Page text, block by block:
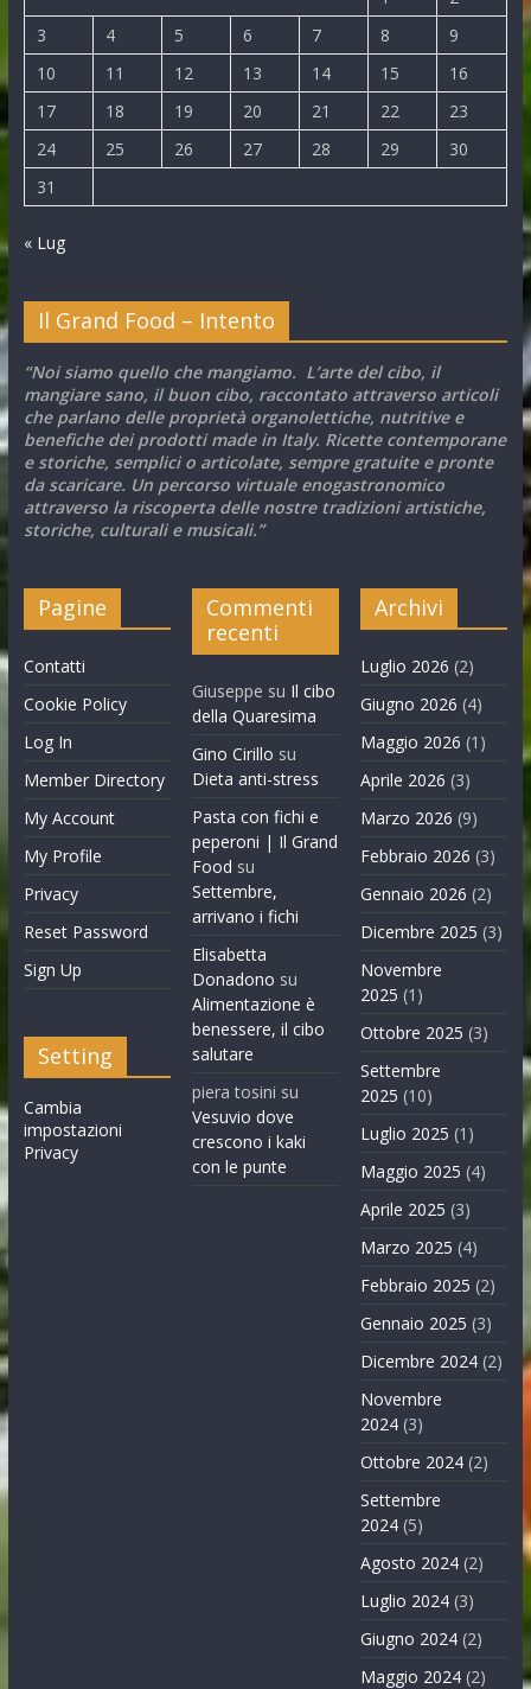
3
4 5 6 7 8
9
10
11 12 13 14 15
16
17
18 19 20 21 22
23
24
25 26 27 28 29
30
31
« Lug
Il Grand Food – Intento
“Noi siamo quello che mangiamo. L’arte del cibo, il
mangiare sano, il buon cibo, raccontato attraverso articoli
che parlano delle proprietà organolettiche, nutritive e
benefiche dei prodotti made in Italy. Ricette contemporane
e storiche, semplici o articolate, sempre gratuite e pronte
da scaricare. Un percorso virtuale enogastronomico
attraverso la riscoperta delle nostre tradizioni artistiche,
storiche, culturali e musicali.”
Pagine
Contatti
Cookie Policy
Log In
Member Directory
My Account
My Profile
Privacy
Reset Password
Sign Up
Setting
Cambia
impostazioni
Privacy
Commenti
recenti
Giuseppe su Il cibo
della Quaresima
Gino Cirillo su
Dieta anti-stress
Pasta con fichi e
peperoni | Il Grand
Food su
Settembre,
arrivano i fichi
Elisabetta
Donadono su
Alimentazione è
benessere, il cibo
salutare
piera tosini su
Vesuvio dove
crescono i kaki
con le punte
Archivi
Luglio 2026 (2)
Giugno 2026 (4)
Maggio 2026 (1)
Aprile 2026 (3)
Marzo 2026 (9)
Febbraio 2026 (3)
Gennaio 2026 (2)
Dicembre 2025 (3)
Novembre
2025 (1)
Ottobre 2025 (3)
Settembre
2025 (10)
Luglio 2025 (1)
Maggio 2025 (4)
Aprile 2025 (3)
Marzo 2025 (4)
Febbraio 2025 (2)
Gennaio 2025 (3)
Dicembre 2024 (2)
Novembre
2024 (3)
Ottobre 2024 (2)
Settembre
2024 (5)
Agosto 2024 (2)
Luglio 2024 (3)
Giugno 2024 (2)
Maggio 2024 (2)